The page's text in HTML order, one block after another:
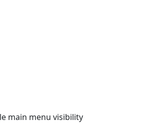
main menu visibility